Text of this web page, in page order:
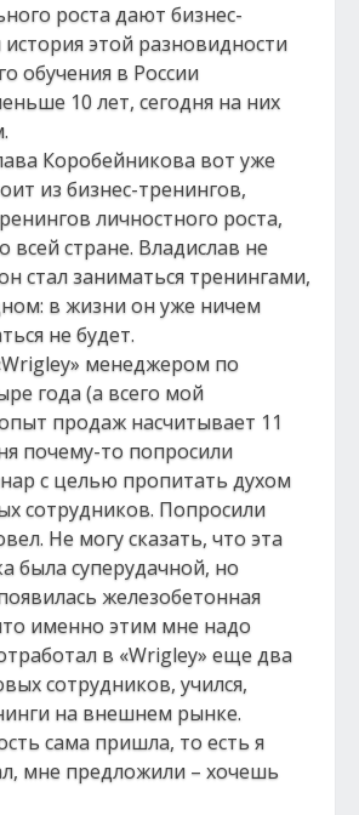
роста дают бизнес-
история этой разновидности
обучения в России
10 лет, сегодня на них
Коробейникова вот уже
из бизнес-тренингов,
личностного роста,
стране. Владислав не
стал заниматься тренингами,
в жизни он уже ничем
не будет.
менеджером по
года (а всего мой
продаж насчитывает 11
почему-то попросили
с целью пропитать духом
сотрудников. Попросили
Не могу сказать, что эта
была суперудачной, но
железобетонная
именно этим мне надо
в «Wrigley» еще два
сотрудников, учился,
на внешнем рынке.
сама пришла, то есть я
мне предложили – хочешь